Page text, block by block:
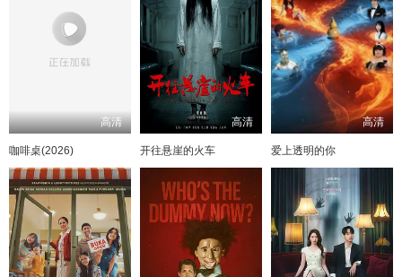
高清
咖啡桌(2026)
高清
开往悬崖的火车
高清
爱上透明的你